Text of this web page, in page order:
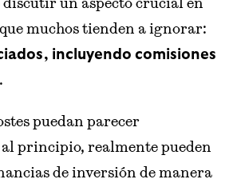
muchos tienden a ignorar:
incluyendo comisiones
.
puedan parecer
principio, realmente pueden
de inversión de manera